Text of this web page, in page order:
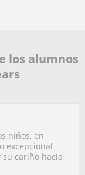
los alumnos
niños, en
excepcional
cariño hacia